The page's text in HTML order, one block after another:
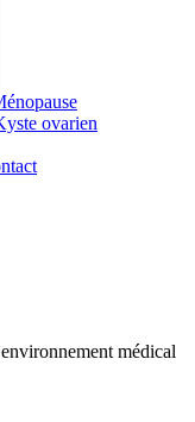
ovarien
médical